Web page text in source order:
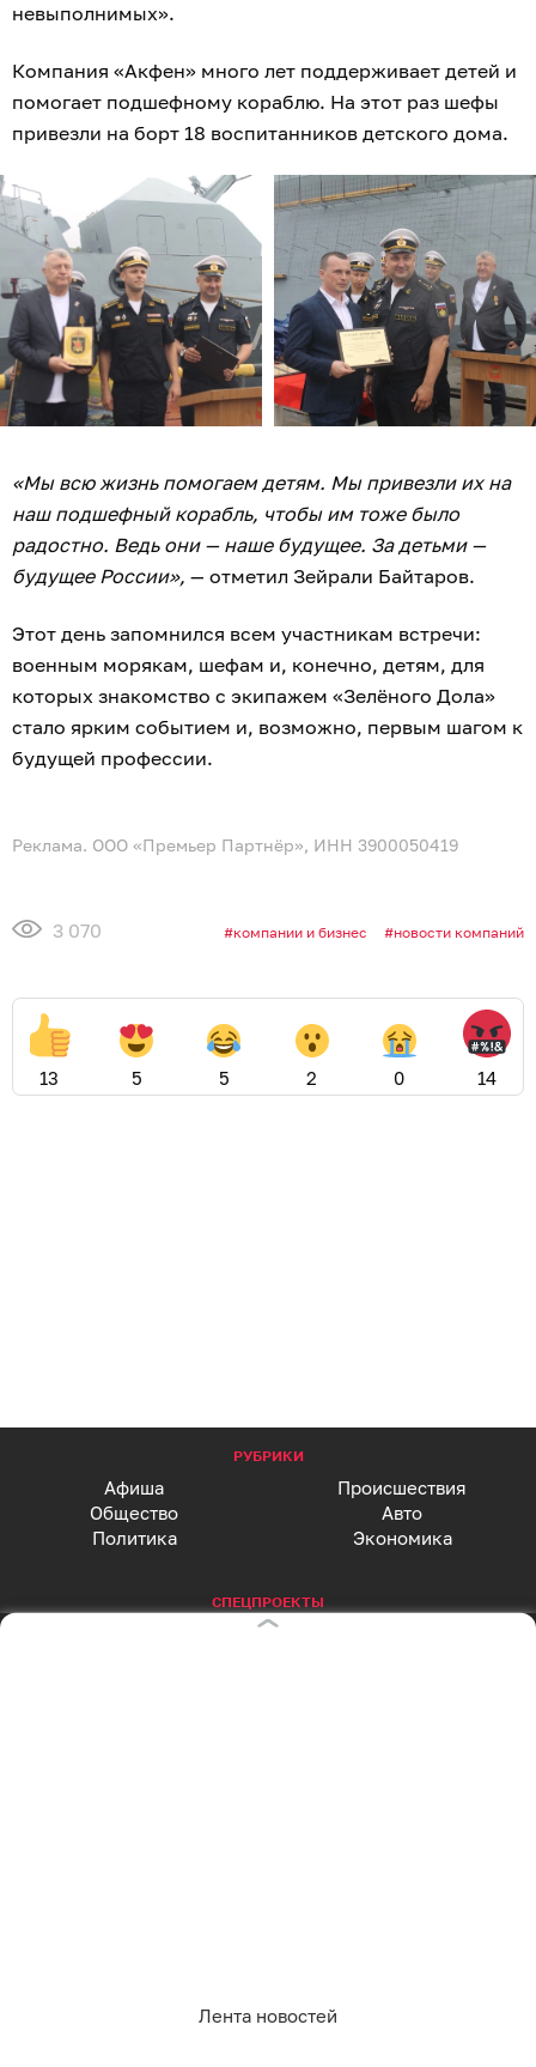
Оставаясь на сайте, Вы даете согласие на
Лента новостей
невыполнимых».
Компания «Акфен» много лет поддерживает детей и
помогает подшефному кораблю. На этот раз шефы
привезли на борт 18 воспитанников детского дома.
«Мы всю жизнь помогаем детям. Мы привезли их на
наш подшефный корабль, чтобы им тоже было
радостно. Ведь они — наше будущее. За детьми —
будущее России», — отметил Зейрали Байтаров.
Этот день запомнился всем участникам встречи:
военным морякам, шефам и, конечно, детям, для
которых знакомство с экипажем «Зелёного Дола»
стало ярким событием и, возможно, первым шагом к
будущей профессии.
Реклама. ООО «Премьер Партнёр», ИНН 3900050419
3 070 компании и бизнес новости компаний
13 5 5 2 0 14
РУБРИКИ
Афиша
Происшествия
Общество
Авто
Политика
Экономика
СПЕЦПРОЕКТЫ